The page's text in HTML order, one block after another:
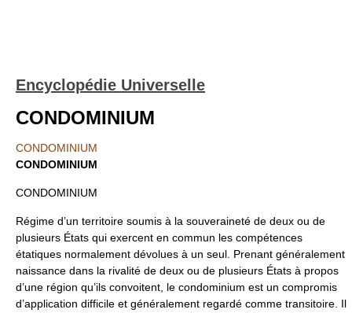
Encyclopédie Universelle
CONDOMINIUM
CONDOMINIUM
CONDOMINIUM
CONDOMINIUM
Régime d’un territoire soumis à la souveraineté de deux ou de
plusieurs États qui exercent en commun les compétences
étatiques normalement dévolues à un seul. Prenant généralement
naissance dans la rivalité de deux ou de plusieurs États à propos
d’une région qu’ils convoitent, le condominium est un compromis
d’application difficile et généralement regardé comme transitoire. Il